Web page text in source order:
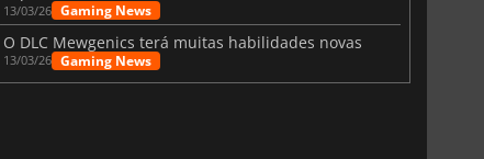
13/03/26 Gaming News
O DLC Mewgenics terá muitas habilidades novas
13/03/26 Gaming News